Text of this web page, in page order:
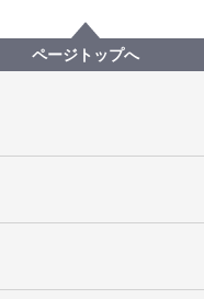
長寿命化計画（学校保全・更
ページトップへ